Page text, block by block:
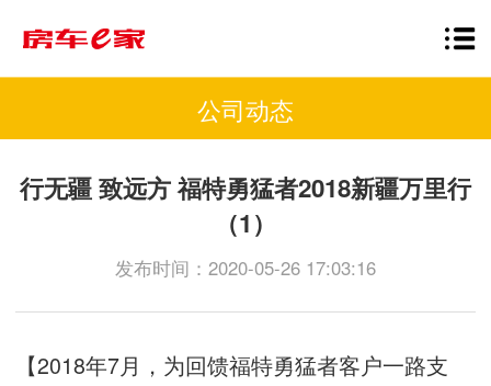
公司动态
行无疆 致远方 福特勇猛者2018新疆万里行
（1）
发布时间：2020-05-26 17:03:16
【2018年7月，为回馈福特勇猛者客户一路支